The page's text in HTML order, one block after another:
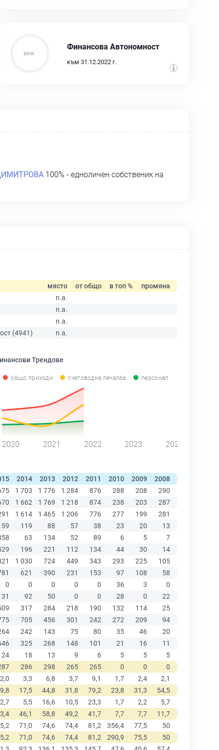
Финансова Автономност
към 31.12.2022 г.
100% - едноличен собственик на
място от общо в топ %
промяна
n.a.
n.a.
n.a.
(4941)
n.a.
Трендове
общо приходи счетоводна печалба персонал
2020 2021 2022 2023 2024
2014 2013 2012 2011 2010 2009 2008